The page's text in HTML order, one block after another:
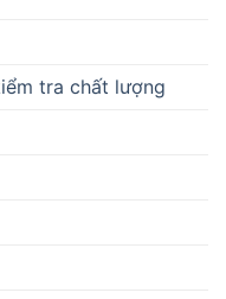
tra chất lượng